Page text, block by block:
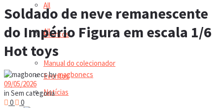
All
Eventos
All
Eventos
Manual do colecionador
Notícias
Soldado de neve remanescente
do Império Figura em escala 1/6
Hot toys
bymagbonecs
09/05/2026
in Sem categoria
0
0